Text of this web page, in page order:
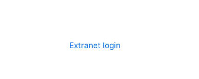
Extranet login